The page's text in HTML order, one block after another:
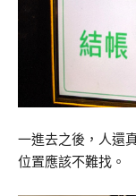
一進去之後，人還
位置應該不難找。